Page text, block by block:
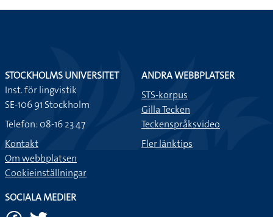
STOCKHOLMS UNIVERSITET
Inst. för lingvistik
SE-106 91 Stockholm
Telefon: 08-16 23 47
Kontakt
Om webbplatsen
Cookieinställningar
ANDRA WEBBPLATSER
STS-korpus
Gilla Tecken
Teckenspråksvideo
Fler länktips
SOCIALA MEDIER